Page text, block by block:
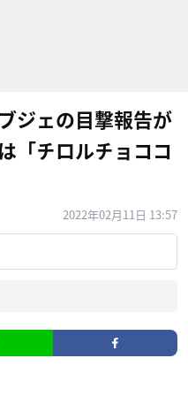
ジェの目撃報告が
「チロルチョココ
2022年02月11日 13:57